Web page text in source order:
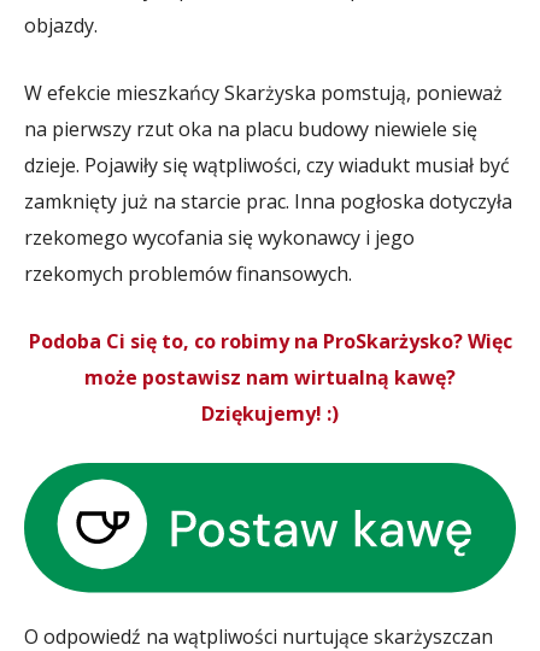
objazdy.
W efekcie mieszkańcy Skarżyska pomstują, ponieważ
na pierwszy rzut oka na placu budowy niewiele się
dzieje. Pojawiły się wątpliwości, czy wiadukt musiał być
zamknięty już na starcie prac. Inna pogłoska dotyczyła
rzekomego wycofania się wykonawcy i jego
rzekomych problemów finansowych.
Podoba Ci się to, co robimy na ProSkarżysko? Więc
może postawisz nam wirtualną kawę?
Dziękujemy! :)
O odpowiedź na wątpliwości nurtujące skarżyszczan